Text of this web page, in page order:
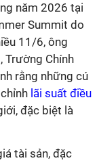
năm 2026 tại
Summit do
11/6, ông
Trường Chính
rằng những cú
lãi suất điều
đặc biệt là
tài sản, đặc